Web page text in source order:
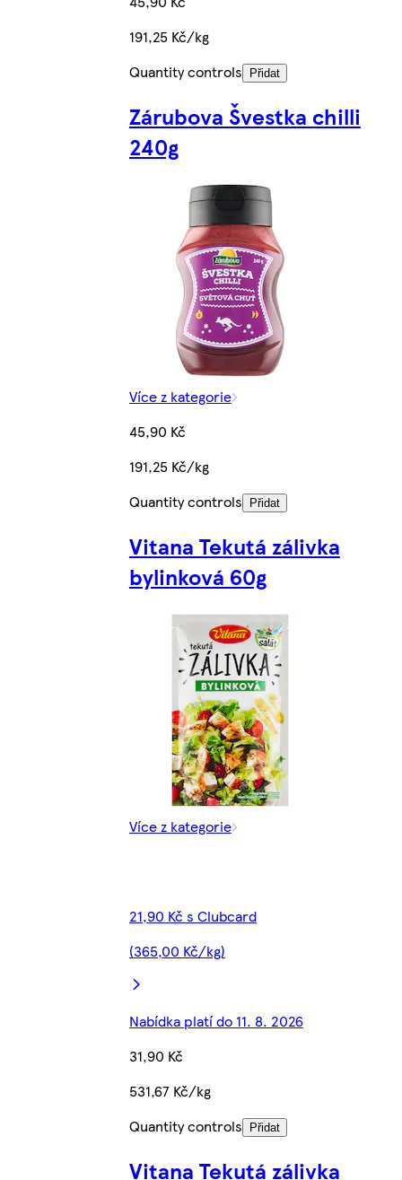
191,25 Kč/kg
Quantity controls
Přidat
Zárubova Švestka chilli
240g
Více z kategorie
45,90 Kč
191,25 Kč/kg
Quantity controls
Přidat
Vitana Tekutá zálivka
bylinková 60g
Více z kategorie
21,90 Kč s Clubcard
(365,00 Kč/kg)
Nabídka platí do 11. 8. 2026
31,90 Kč
531,67 Kč/kg
Quantity controls
Přidat
Vitana Tekutá zálivka